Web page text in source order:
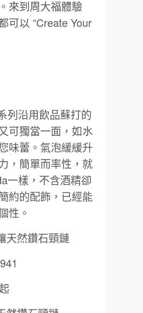
來到周大福體驗
可以 “Create Your
列沿用飲品蘇打的
可獨當一面，如水
味蕾。氣泡緩緩升
，簡單而率性，就
一樣，不含酒精卻
約的配飾，已經能
性。
天然鑽石頸鏈